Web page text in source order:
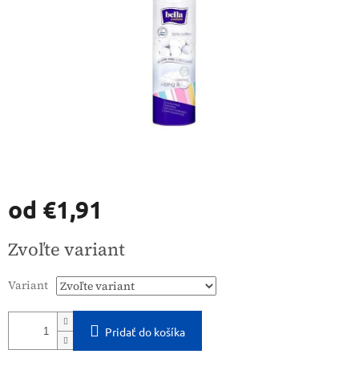
od €1,91
cena:
Zvoľte variant
Variant
Pridať do košíka